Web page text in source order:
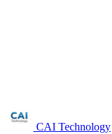
CAI Technology